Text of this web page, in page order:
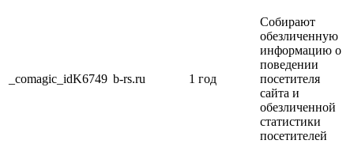
_comagic_idK6749 b-rs.ru 1 год
Собирают
обезличенную
информацию о
поведении
посетителя
сайта и
обезличенной
статистики
посетителей